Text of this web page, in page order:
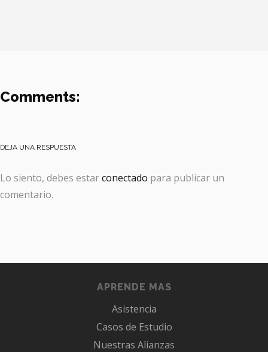
Comments:
DEJA UNA RESPUESTA
Lo siento, debes estarconectado para publicar un
comentario.
APRENDE MAS
Asistencia
Casos de Estudio
Nuestras Alianzas